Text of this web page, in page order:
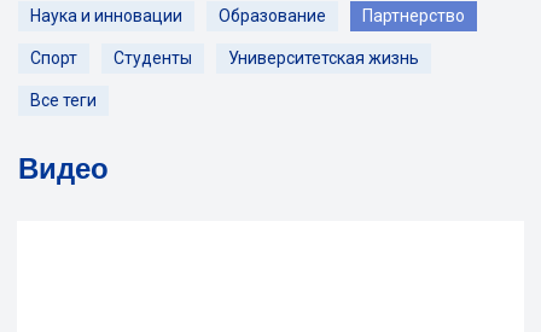
Наука и инновации Образование Партнерство
Спорт Студенты Университетская жизнь
Все теги
Видео